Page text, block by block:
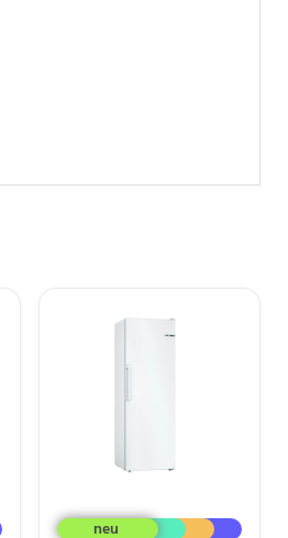
MDA